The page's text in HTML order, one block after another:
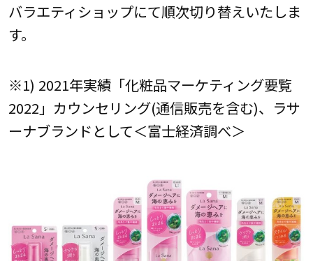
バラエティショップにて順次切り替えいたしま
す。
※1) 2021年実績「化粧品マーケティング要覧
2022」カウンセリング(通信販売を含む)、ラサ
ーナブランドとして＜富士経済調べ＞